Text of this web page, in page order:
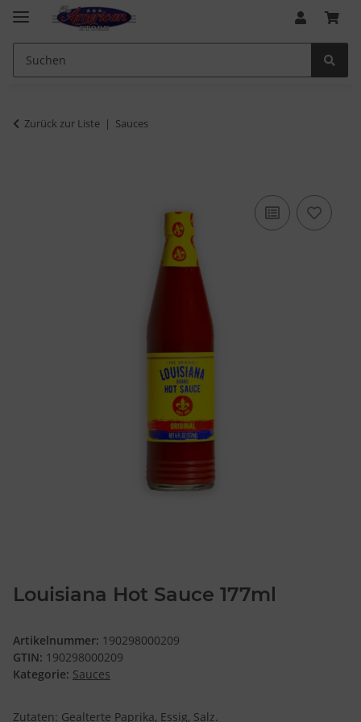
Zurück zur Liste Sauces
Louisiana Hot Sauce 177ml
Artikelnummer: 190298000209
GTIN: 190298000209
Kategorie: Sauces
Zutaten: Gealterte Paprika, Essig, Salz.